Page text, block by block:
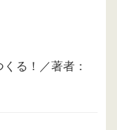
る！／著者：